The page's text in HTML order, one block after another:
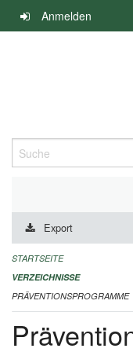
Navigation
überspringen
Anmelden
Suche
DURCHFÜHRUNG
IMPRESSUM
Export
STARTSEITE
VERZEICHNISSE
PRÄVENTIONSPROGRAMME